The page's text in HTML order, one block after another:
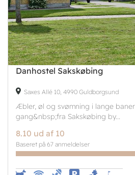
Danhostel Sakskøbing
Saxes Allé 10, 4990 Guldborgsund
Æbler, øl og svømning i lange
gang&nbsp;fra Sakskøbing by...
8.10 ud af 10
Baseret på 67 anmeldelser